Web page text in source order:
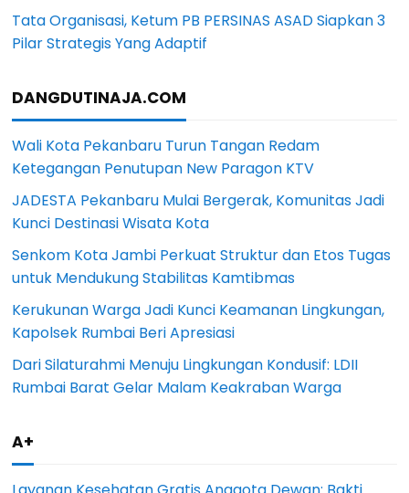
Tata Organisasi, Ketum PB PERSINAS ASAD Siapkan 3
Pilar Strategis Yang Adaptif
DANGDUTINAJA.COM
Wali Kota Pekanbaru Turun Tangan Redam
Ketegangan Penutupan New Paragon KTV
JADESTA Pekanbaru Mulai Bergerak, Komunitas Jadi
Kunci Destinasi Wisata Kota
Senkom Kota Jambi Perkuat Struktur dan Etos Tugas
untuk Mendukung Stabilitas Kamtibmas
Kerukunan Warga Jadi Kunci Keamanan Lingkungan,
Kapolsek Rumbai Beri Apresiasi
Dari Silaturahmi Menuju Lingkungan Kondusif: LDII
Rumbai Barat Gelar Malam Keakraban Warga
A+